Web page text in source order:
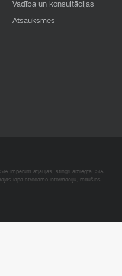
Vadība un konsultācijas
Atsauksmes
Imperum atļaujas, stingri aizliegta. SIA
lapā atrodamo informāciju, radušies